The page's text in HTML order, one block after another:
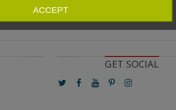
ACCEPT
GET SOCIAL